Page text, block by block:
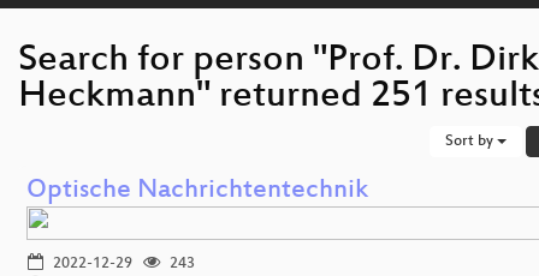
Search for person "Prof. Dr. Dirk
Heckmann" returned 251
Sort by
Optische Nachrichtentechnik
2022-12-29
243